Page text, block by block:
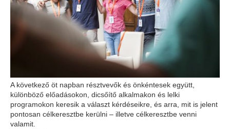
A következő öt napban résztvevők és önkéntesek együtt,
különböző előadásokon, dicsőítő alkalmakon és lelki
programokon keresik a választ kérdéseikre, és arra, mit is jelent
pontosan célkeresztbe kerülni – illetve célkeresztbe venni
valamit.